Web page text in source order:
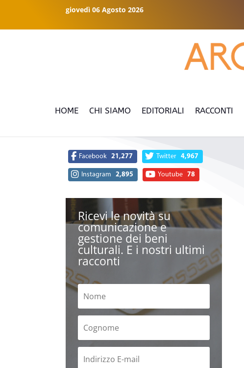
giovedì 06 Agosto 2026
HOME CHI SIAMO EDITORIALI RACCONTI
Facebook 21,277 Twitter 4,967
Instagram 2,895 Youtube 78
Ricevi le novità su
comunicazione e
gestione dei beni
culturali. E i nostri ultimi
racconti